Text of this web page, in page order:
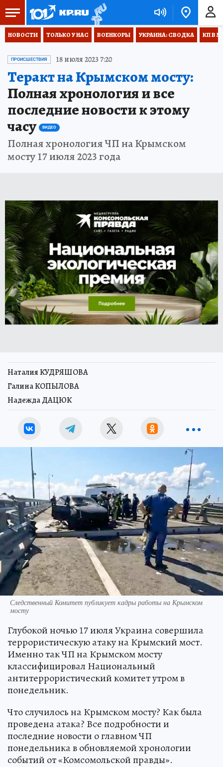
НОВОСТИ ТОЛЬКО У НАС ВОЕНКОРЫ УКРАИНА: СВОДКА КП В
ПРОИСШЕСТВИЯ 18 июля 2023 7:20
Теракт на Крымском мосту:
Полная хронология и все
последние новости к этому
часу
ВИДЕО
Полная хронология ЧП на Крымском
мосту 17 июля 2023 года
Наталия КУДРЯШОВА
Галина КОПЫЛОВА
Надежда ДАЦЮК
Следственный Комитет публикует кадры работы на Крымском
мосту
Глубокой ночью 17 июля Украина совершила
террористическую атаку на Крымский мост.
Именно так ЧП на Крымском мосту
классифицировал Национальный
антитеррористический комитет утром в
понедельник.
Что случилось на Крымском мосту? Как была
проведена атака? Все подробности и
последние новости о главном ЧП
понедельника в обновляемой хронологии
событий от «Комсомольской правды».